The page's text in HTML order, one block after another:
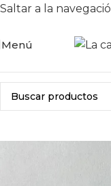
Saltar a la
Menú